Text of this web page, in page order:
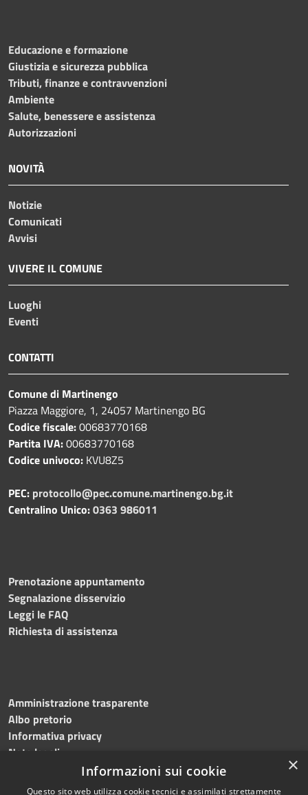
Educazione e formazione
Giustizia e sicurezza pubblica
Tributi, finanze e contravvenzioni
Ambiente
Salute, benessere e assistenza
Autorizzazioni
NOVITÀ
Notizie
Comunicati
Avvisi
VIVERE IL COMUNE
Luoghi
Eventi
CONTATTI
Comune di Martinengo
Piazza Maggiore, 1, 24057 Martinengo BG
Codice fiscale:00683770168
Partita IVA:00683770168
Codice univoco: KVU8Z5
PEC: protocollo@pec.comune.martinengo.bg.it
Centralino Unico:0363 986011
Prenotazione appuntamento
Segnalazione disservizio
Leggi le FAQ
Richiesta di assistenza
Amministrazione trasparente
Albo pretorio
Informativa privacy
Note legali
Dichiarazione di accessibilità
×
Informazioni sui cookie
Questo sito web utilizza cookie tecnici e assimilati strettamente